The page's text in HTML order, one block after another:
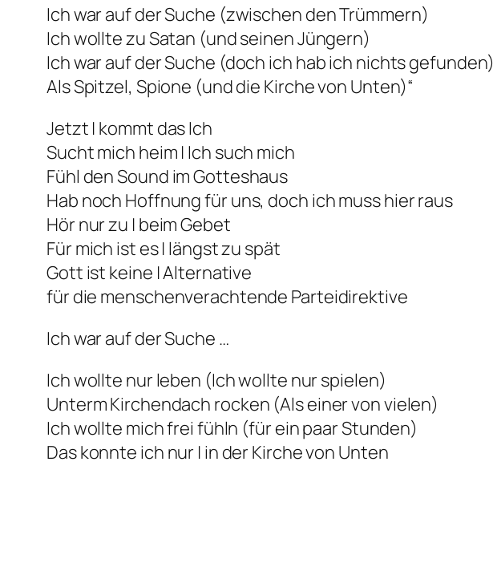
Ich war auf der Suche (zwischen den Trümmern)
Ich wollte zu Satan (und seinen Jüngern)
Ich war auf der Suche (doch ich hab ich nichts gefunden)
Als Spitzel, Spione (und die Kirche von Unten)“
Jetzt | kommt das Ich
Sucht mich heim | Ich such mich
Fühl den Sound im Gotteshaus
Hab noch Hoffnung für uns, doch ich muss hier raus
Hör nur zu | beim Gebet
Für mich ist es | längst zu spät
Gott ist keine | Alternative
für die menschenverachtende Parteidirektive
Ich war auf der Suche …
Ich wollte nur leben (Ich wollte nur spielen)
Unterm Kirchendach rocken (Als einer von vielen)
Ich wollte mich frei fühln (für ein paar Stunden)
Das konnte ich nur | in der Kirche von Unten